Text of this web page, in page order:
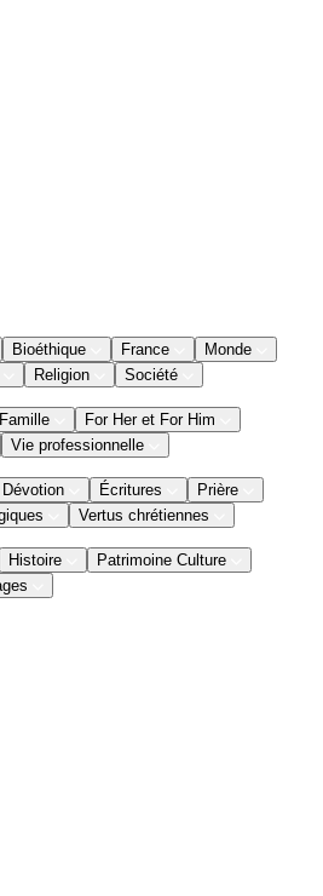
Bioéthique France
Monde
Religion Société
Famille
For Her et For Him
Vie professionnelle
Dévotion Écritures
Prière
Vertus chrétiennes
Histoire
Patrimoine Culture